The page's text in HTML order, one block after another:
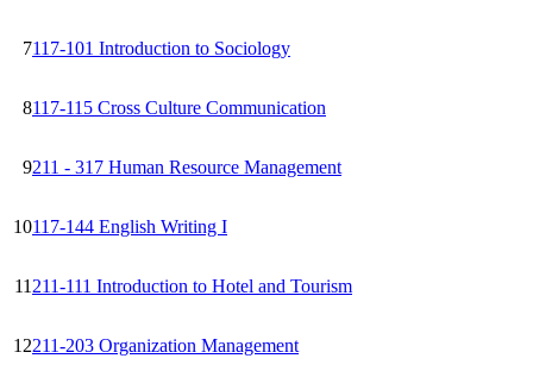
7117-101 Introduction to Sociology
8117-115 Cross Culture Communication
9211 - 317 Human Resource Management
10117-144 English Writing I
11 211-111 Introduction to Hotel and Tourism
12211-203 Organization Management